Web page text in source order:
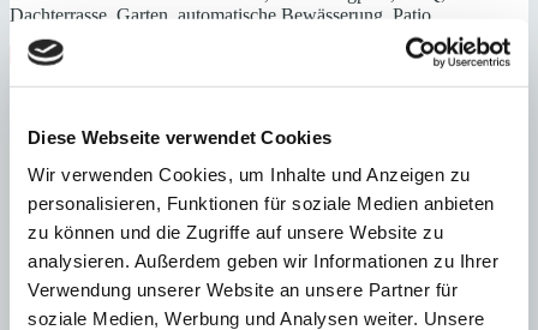
Diese Webseite verwendet Cookies
Wir verwenden Cookies, um Inhalte und Anzeigen zu
personalisieren, Funktionen für soziale Medien anbieten
zu können und die Zugriffe auf unsere Website zu
analysieren. Außerdem geben wir Informationen zu Ihrer
Verwendung unserer Website an unsere Partner für
soziale Medien, Werbung und Analysen weiter. Unsere
Dachterrasse, Garten, automatische Bewässerung, Patio
1. Meereslinie
Nähe Golfplatz